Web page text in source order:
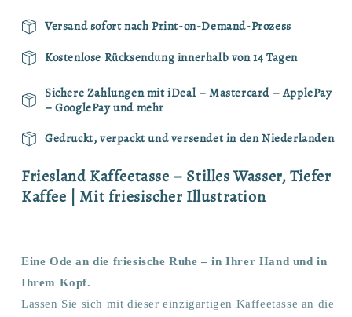
Versand sofort nach Print-on-Demand-Prozess
Kostenlose Rücksendung innerhalb von 14 Tagen
Sichere Zahlungen mit iDeal – Mastercard – ApplePay
– GooglePay und mehr
Gedruckt, verpackt und versendet in den Niederlanden
Friesland Kaffeetasse – Stilles Wasser, Tiefer
Kaffee | Mit friesischer Illustration
Eine Ode an die friesische Ruhe – in Ihrer Hand und in
Ihrem Kopf.
Lassen Sie sich mit dieser einzigartigen Kaffeetasse an die